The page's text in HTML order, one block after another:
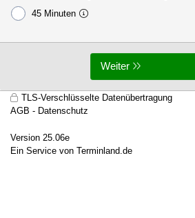
45 Minuten
Weiter
TLS-Verschlüsselte Datenübertragung
AGB
Datenschutz
Version 25.06e
Ein Service von Terminland.de